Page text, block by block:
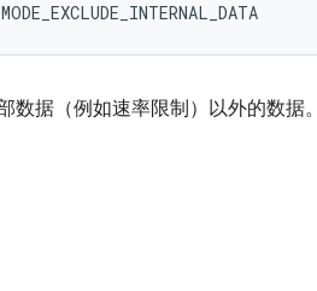
据（例如速率限制）以外的数据。